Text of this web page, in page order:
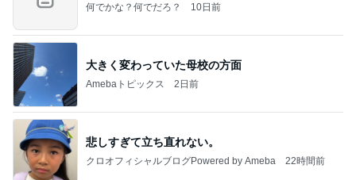
何でかな？何でだろ？ 10日前
大きく変わっていた母校の方面
Amebaトピックス 2日前
悲しすぎて立ち直れない。
クロオフィシャルブログPowered by Ameba 22時間前